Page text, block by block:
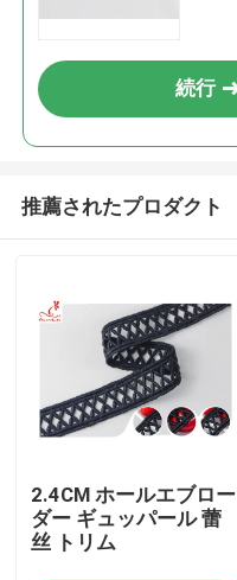
続行
推薦されたプロダクト
2.4CM ホールエブロー
ダー ギュッパール 蕾
丝 トリム